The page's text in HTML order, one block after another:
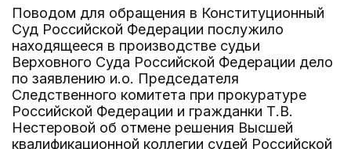
Поводом для обращения в Конституционный
Суд Российской Федерации послужило
находящееся в производстве судьи
Верховного Суда Российской Федерации дело
по заявлению и.о. Председателя
Следственного комитета при прокуратуре
Российской Федерации и гражданки Т.В.
Нестеровой об отмене решения Высшей
квалификационной коллегии судей Российской